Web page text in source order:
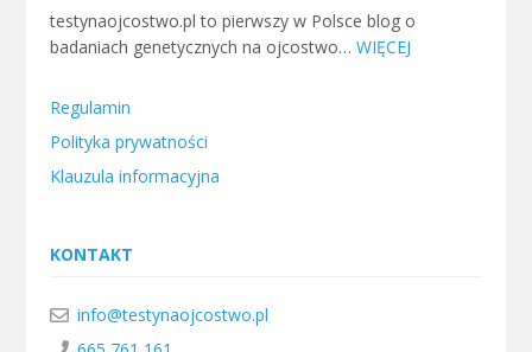
testynaojcostwo.pl to pierwszy w Polsce blog o
badaniach genetycznych na ojcostwo…WIĘCEJ
Regulamin
Polityka prywatności
Klauzula informacyjna
KONTAKT
info@testynaojcostwo.pl